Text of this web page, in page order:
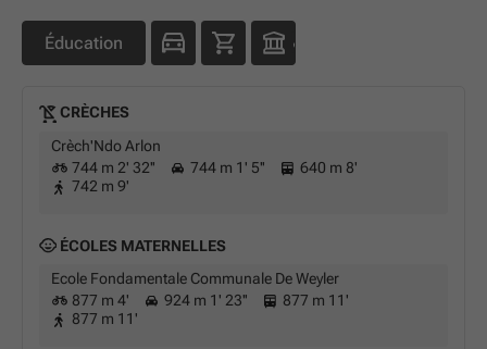
Éducation
CRÈCHES
Crèch'Ndo Arlon
744 m 2' 32''
744 m 1' 5''
640 m 8'
742 m 9'
ÉCOLES MATERNELLES
Ecole Fondamentale Communale De Weyler
877 m 4'
924 m 1' 23''
877 m 11'
877 m 11'